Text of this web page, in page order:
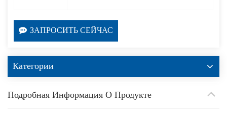
ЗАПРОСИТЬ СЕЙЧАС
Категории
Подробная Информация О Продукте